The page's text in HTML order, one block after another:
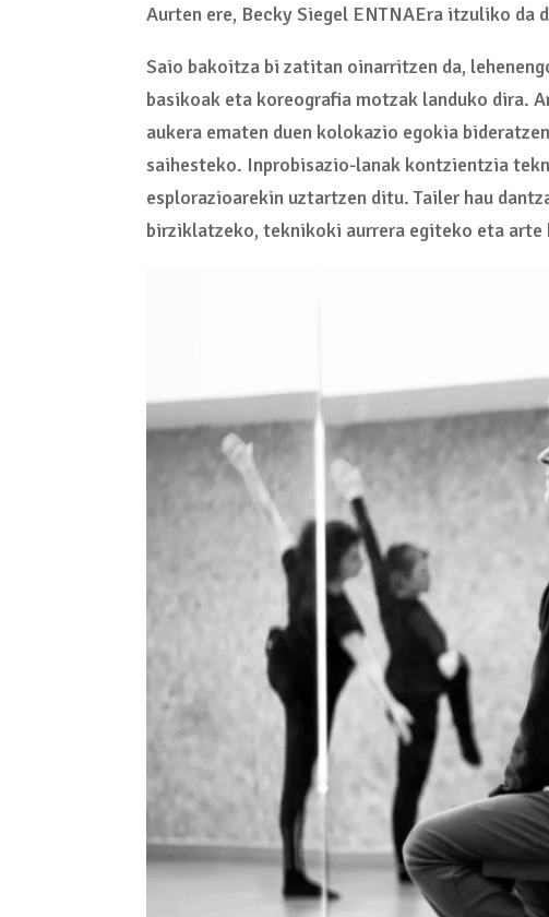
Aurten ere, Becky Siegel ENTNAEra itzuliko
Saio bakoitza bi zatitan oinarritzen da,
basikoak eta koreografia motzak landuko dira.
aukera ematen duen kolokazio egokia
saihesteko. Inprobisazio-lanak kontzientzia
esplorazioarekin uztartzen ditu. Tailer hau
birziklatzeko, teknikoki aurrera egiteko eta arte